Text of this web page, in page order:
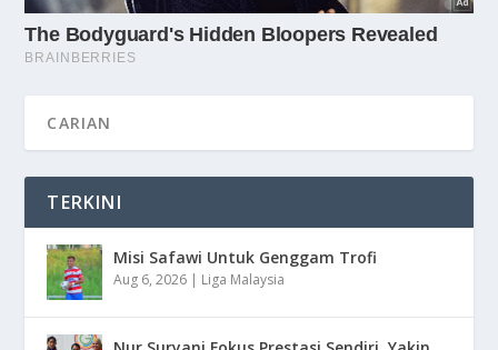
TERKINI
Misi Safawi Untuk Genggam Trofi
Aug 6, 2026 Liga Malaysia